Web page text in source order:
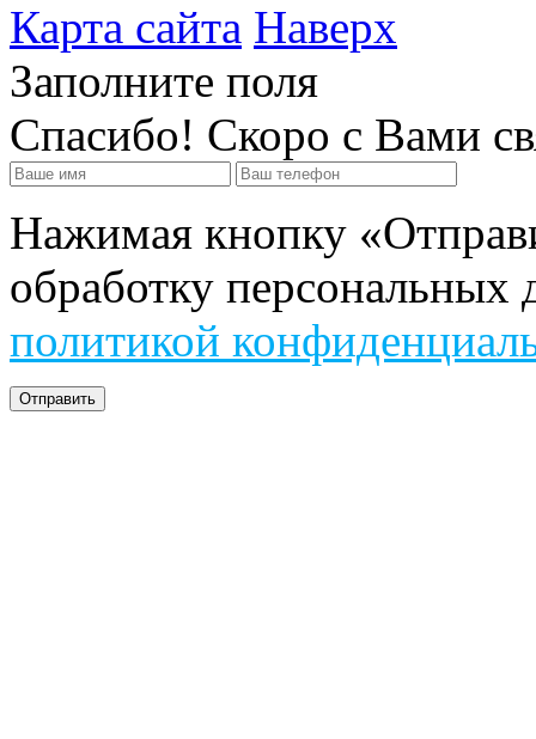
Карта сайта Наверх
Заполните поля
Спасибо! Скоро с Вами
Нажимая кнопку
обработку персональных
политикой
Отправить